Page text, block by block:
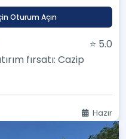
Oturum Açın
⭐ 5.0
fırsatı: Cazip
Hazır